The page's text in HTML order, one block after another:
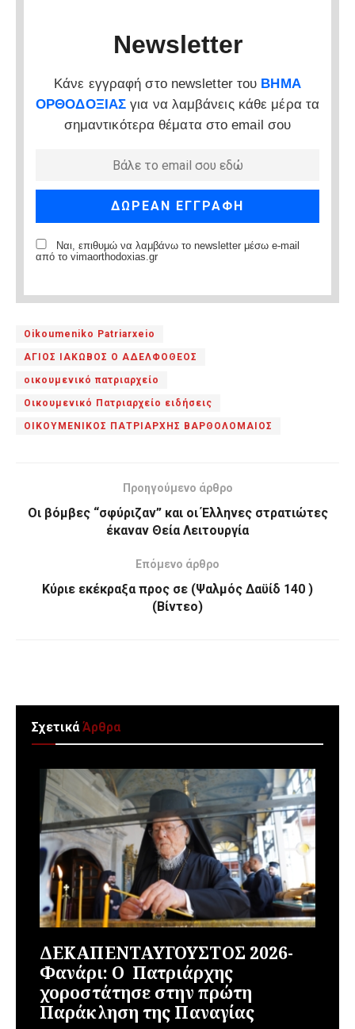
Newsletter
Κάνε εγγραφή στο newsletter του ΒΗΜΑ
ΟΡΘΟΔΟΞΙΑΣ για να λαμβάνεις κάθε μέρα τα
σημαντικότερα θέματα στο email σου
Ναι, επιθυμώ να λαμβάνω το newsletter μέσω e-mail
από το vimaorthodoxias.gr
Oikoumeniko Patriarxeio
ΑΓΙΟΣ ΙΑΚΩΒΟΣ Ο ΑΔΕΛΦΟΘΕΟΣ
οικουμενικό πατριαρχείο
Οικουμενικό Πατριαρχείο ειδήσεις
ΟΙΚΟΥΜΕΝΙΚΟΣ ΠΑΤΡΙΑΡΧΗΣ ΒΑΡΘΟΛΟΜΑΙΟΣ
Προηγούμενο άρθρο
Οι βόμβες “σφύριζαν” και οι Έλληνες στρατιώτες
έκαναν Θεία Λειτουργία
Επόμενο άρθρο
Κύριε εκέκραξα προς σε (Ψαλμός Δαϋίδ 140 )
(Βίντεο)
ΣχετικάΆρθρα
ΔΕΚΑΠΕΝΤΑΥΓΟΥΣΤΟΣ 2026-
Φανάρι: Ο Πατριάρχης
χοροστάτησε στην πρώτη
Παράκληση της Παναγίας